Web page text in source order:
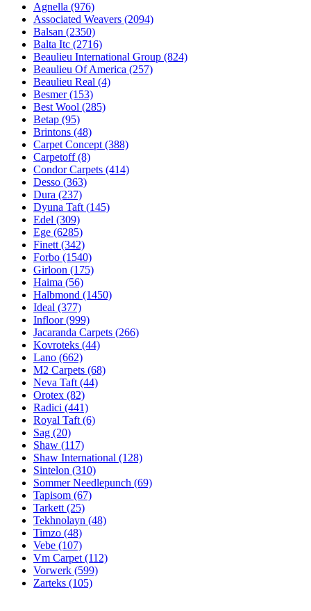
Agnella (976)
Associated Weavers (2094)
Balsan (2350)
Balta Itc (2716)
Beaulieu International Group (824)
Beaulieu Of America (257)
Beaulieu Real (4)
Besmer (153)
Best Wool (285)
Betap (95)
Brintons (48)
Carpet Concept (388)
Carpetoff (8)
Condor Carpets (414)
Desso (363)
Dura (237)
Dyuna Taft (145)
Edel (309)
Ege (6285)
Finett (342)
Forbo (1540)
Girloon (175)
Haima (56)
Halbmond (1450)
Ideal (377)
Infloor (999)
Jacaranda Carpets (266)
Kovroteks (44)
Lano (662)
M2 Carpets (68)
Neva Taft (44)
Orotex (82)
Radici (441)
Royal Taft (6)
Sag (20)
Shaw (117)
Shaw International (128)
Sintelon (310)
Sommer Needlepunch (69)
Tapisom (67)
Tarkett (25)
Tekhnolayn (48)
Timzo (48)
Vebe (107)
Vm Carpet (112)
Vorwerk (599)
Zarteks (105)